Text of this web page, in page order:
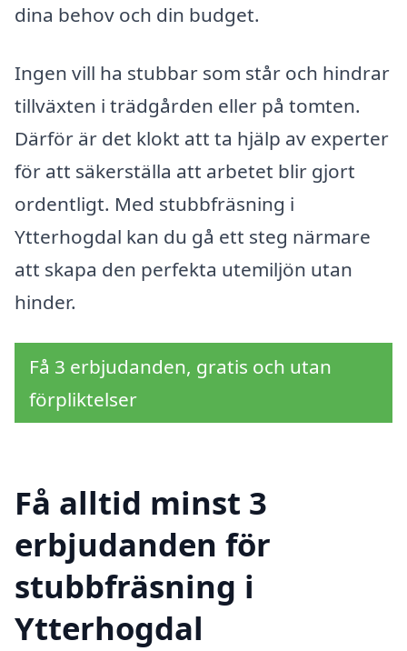
dina behov och din budget.
Ingen vill ha stubbar som står och hindrar
tillväxten i trädgården eller på tomten.
Därför är det klokt att ta hjälp av experter
för att säkerställa att arbetet blir gjort
ordentligt. Med stubbfräsning i
Ytterhogdal kan du gå ett steg närmare
att skapa den perfekta utemiljön utan
hinder.
Få 3 erbjudanden, gratis och utan
förpliktelser
Få alltid minst 3
erbjudanden för
stubbfräsning i
Ytterhogdal